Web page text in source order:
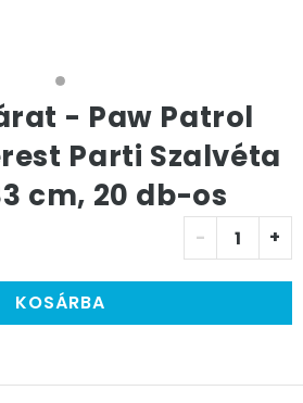
- Paw Patrol
Parti Szalvéta
cm, 20 db-os
- +
KOSÁRBA